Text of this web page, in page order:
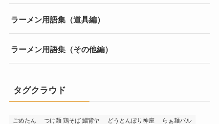
ラーメン用語集（道具編）
ラーメン用語集（その他編）
タグクラウド
ごめたん つけ麺 鶏そば 鯔背ヤ どうとんぼり神座
らぁ麺バル